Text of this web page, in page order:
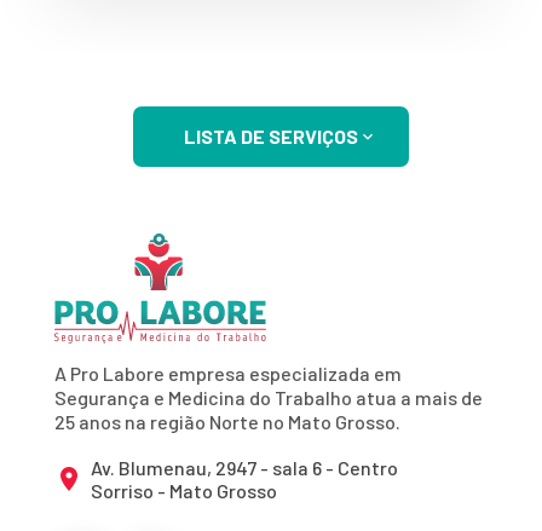
LISTA DE SERVIÇOS
A Pro Labore empresa especializada em
Segurança e Medicina do Trabalho atua a mais de
25 anos na região Norte no Mato Grosso.
Av. Blumenau, 2947 - sala 6 - Centro
Sorriso - Mato Grosso